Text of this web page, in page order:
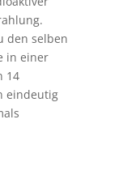
den selben
in einer
14
eindeutig